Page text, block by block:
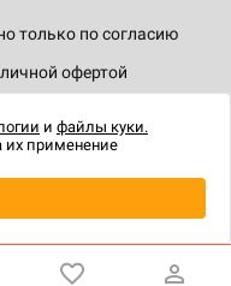
только по согласию
офертой
и файлы куки.
их применение